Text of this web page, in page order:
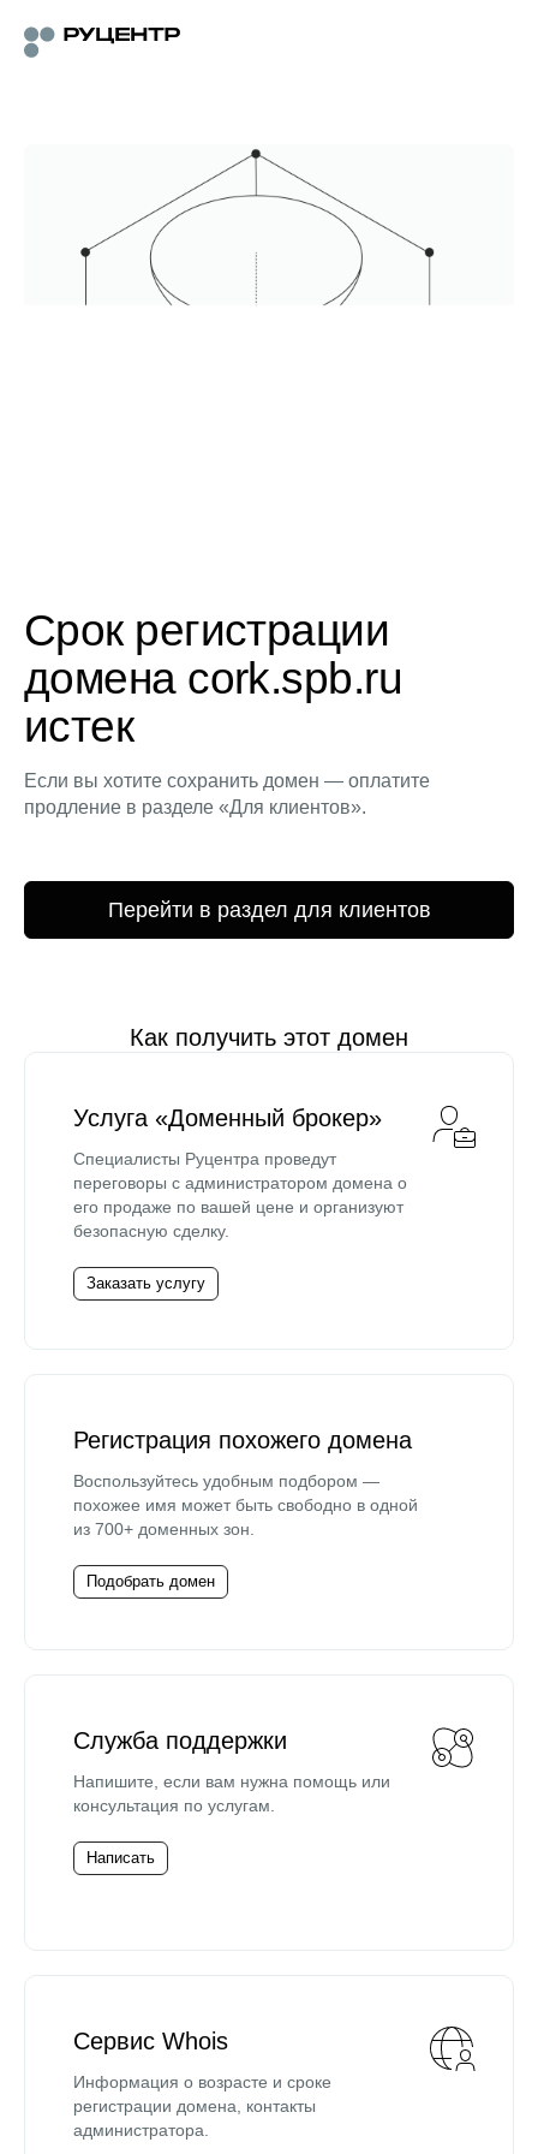
Срок регистрации
домена cork.spb.ru
истек
Если вы хотите сохранить домен — оплатите
продление в разделе «Для клиентов».
Перейти в раздел для клиентов
Как получить этот домен
Услуга «Доменный брокер»
Специалисты Руцентра проведут
переговоры с администратором домена о
его продаже по вашей цене и организуют
безопасную сделку.
Заказать услугу
Регистрация похожего домена
Воспользуйтесь удобным подбором —
похожее имя может быть свободно в одной
из 700+ доменных зон.
Подобрать домен
Служба поддержки
Напишите, если вам нужна помощь или
консультация по услугам.
Написать
Сервис Whois
Информация о возрасте и сроке
регистрации домена, контакты
администратора.